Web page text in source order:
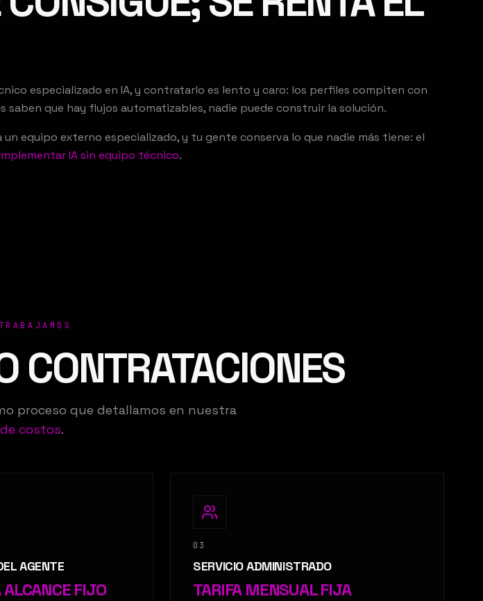
especializado en IA, y contratarlo es lento y caro: los perfiles compiten con
que hay flujos automatizables, nadie puede construir la solución.
equipo externo especializado, y tu gente conserva lo que nadie más tiene: el
IA sin equipo técnico.
CONTRATACIONES
proceso que detallamos en nuestra
costos.
AGENTE
ALCANCE FIJO
03
SERVICIO ADMINISTRADO
TARIFA MENSUAL FIJA